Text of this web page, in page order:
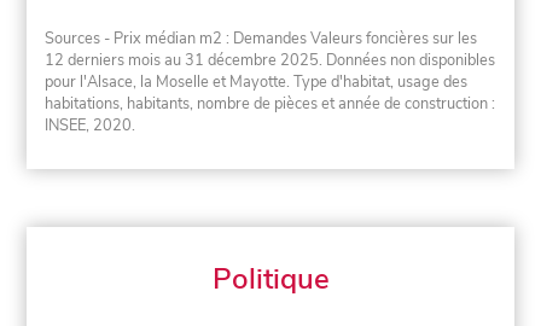
Sources - Prix médian m2 : Demandes Valeurs foncières sur les
12 derniers mois au 31 décembre 2025. Données non disponibles
pour l'Alsace, la Moselle et Mayotte. Type d'habitat, usage des
habitations, habitants, nombre de pièces et année de construction :
INSEE, 2020.
Politique